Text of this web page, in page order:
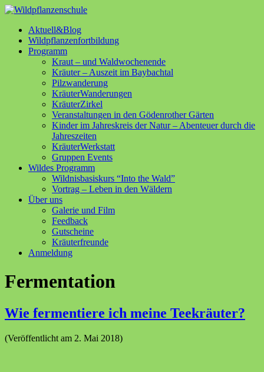
Aktuell&Blog
Wildpflanzenfortbildung
Programm
Kraut – und Waldwochenende
Kräuter – Auszeit im Baybachtal
Pilzwanderung
KräuterWanderungen
KräuterZirkel
Veranstaltungen in den Gödenrother Gärten
Kinder im Jahreskreis der Natur – Abenteuer durch die
Jahreszeiten
KräuterWerkstatt
Gruppen Events
Wildes Programm
Wildnisbasiskurs “Into the Wald”
Vortrag – Leben in den Wäldern
Über uns
Galerie und Film
Feedback
Gutscheine
Kräuterfreunde
Anmeldung
Fermentation
Wie fermentiere ich meine Teekräuter?
(Veröffentlicht am 2. Mai 2018)